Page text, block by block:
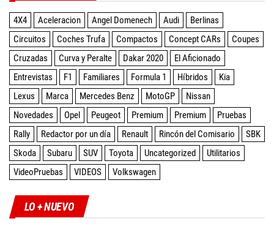
4X4 Aceleracion Angel Domenech Audi
Berlinas
Circuitos
Coches Trufa Compactos Concept CARs
Coupes
Cruzadas
Curva y Peralte Dakar 2020
El Aficionado
Entrevistas
F1 Familiares Formula 1 Híbridos
Kia
Lexus
Marca Mercedes Benz MotoGP
Nissan
Novedades
Opel Peugeot Premium Premium
Pruebas
Rally
Redactor por un día Renault Rincón del Comisario
SBK
Skoda
Subaru SUV Toyota Uncategorized
Utilitarios
VideoPruebas
VIDEOS Volkswagen
LO + NUEVO